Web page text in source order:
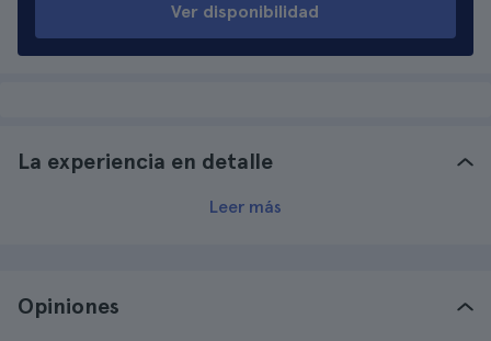
Ver disponibilidad
La experiencia en detalle
Leer más
Opiniones